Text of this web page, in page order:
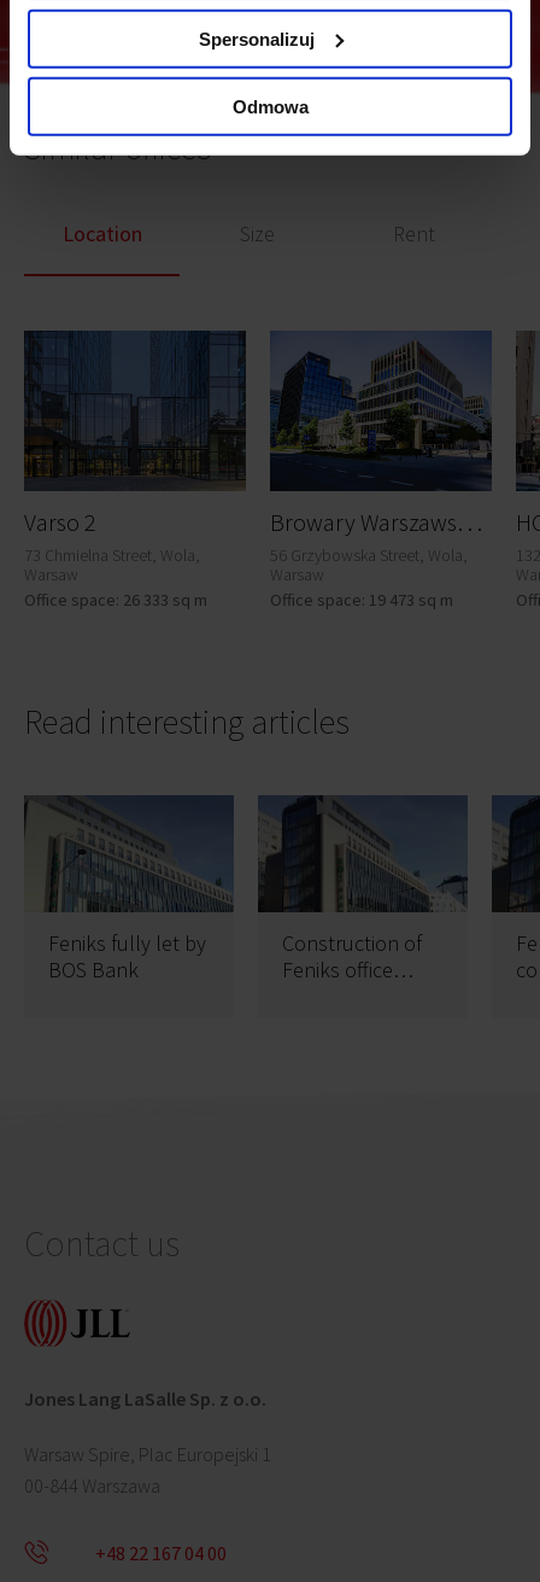
Spersonalizuj
Odmowa
Similar offices
Location Size Rent
Varso 2
73 Chmielna Street, Wola,
Warsaw
Office space: 26 333 sq m
B
rowary Warszawskie - Biura przy Warzelni
56 Grzybowska Street, Wola,
Warsaw
Office space: 19 473 sq m
Read interesting articles
Feniks fully let by
BOS Bank
Construction of
Feniks office
Contact us
Jones Lang LaSalle Sp. z o.o.
Warsaw Spire, Plac Europejski 1
00-844 Warszawa
+48 22 167 04 00